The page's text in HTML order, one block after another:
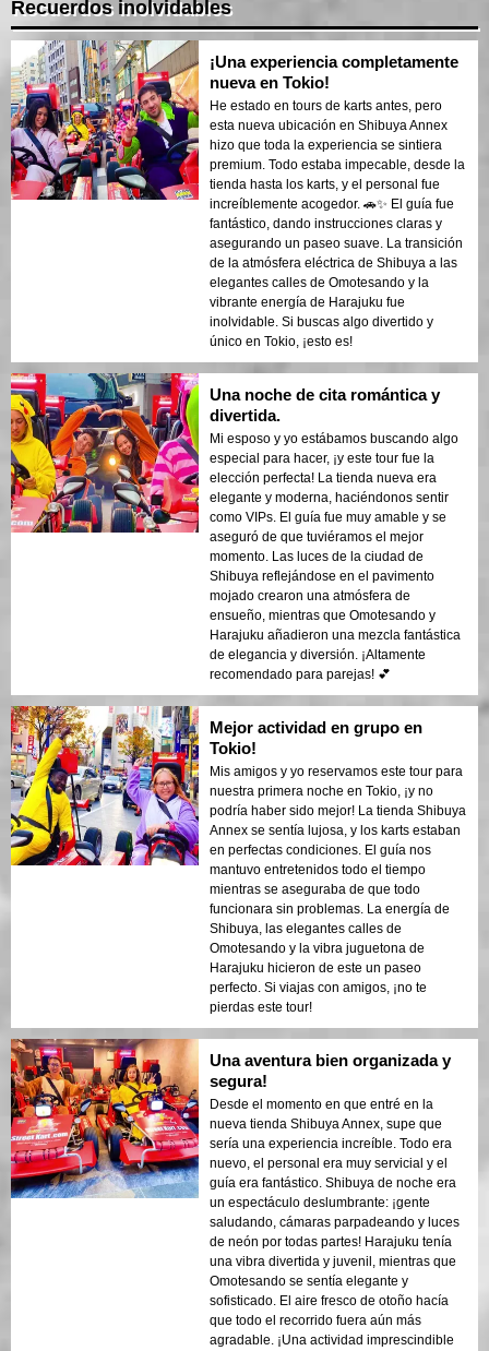
Recuerdos inolvidables
¡Una experiencia completamente
nueva en Tokio!
He estado en tours de karts antes, pero
esta nueva ubicación en Shibuya Annex
hizo que toda la experiencia se sintiera
premium. Todo estaba impecable, desde la
tienda hasta los karts, y el personal fue
increíblemente acogedor. 🚗✨ El guía fue
fantástico, dando instrucciones claras y
asegurando un paseo suave. La transición
de la atmósfera eléctrica de Shibuya a las
elegantes calles de Omotesando y la
vibrante energía de Harajuku fue
inolvidable. Si buscas algo divertido y
único en Tokio, ¡esto es!
Una noche de cita romántica y
divertida.
Mi esposo y yo estábamos buscando algo
especial para hacer, ¡y este tour fue la
elección perfecta! La tienda nueva era
elegante y moderna, haciéndonos sentir
como VIPs. El guía fue muy amable y se
aseguró de que tuviéramos el mejor
momento. Las luces de la ciudad de
Shibuya reflejándose en el pavimento
mojado crearon una atmósfera de
ensueño, mientras que Omotesando y
Harajuku añadieron una mezcla fantástica
de elegancia y diversión. ¡Altamente
recomendado para parejas! 💕
Mejor actividad en grupo en
Tokio!
Mis amigos y yo reservamos este tour para
nuestra primera noche en Tokio, ¡y no
podría haber sido mejor! La tienda Shibuya
Annex se sentía lujosa, y los karts estaban
en perfectas condiciones. El guía nos
mantuvo entretenidos todo el tiempo
mientras se aseguraba de que todo
funcionara sin problemas. La energía de
Shibuya, las elegantes calles de
Omotesando y la vibra juguetona de
Harajuku hicieron de este un paseo
perfecto. Si viajas con amigos, ¡no te
pierdas este tour!
Una aventura bien organizada y
segura!
Desde el momento en que entré en la
nueva tienda Shibuya Annex, supe que
sería una experiencia increíble. Todo era
nuevo, el personal era muy servicial y el
guía era fantástico. Shibuya de noche era
un espectáculo deslumbrante: ¡gente
saludando, cámaras parpadeando y luces
de neón por todas partes! Harajuku tenía
una vibra divertida y juvenil, mientras que
Omotesando se sentía elegante y
sofisticado. El aire fresco de otoño hacía
que todo el recorrido fuera aún más
agradable. ¡Una actividad imprescindible